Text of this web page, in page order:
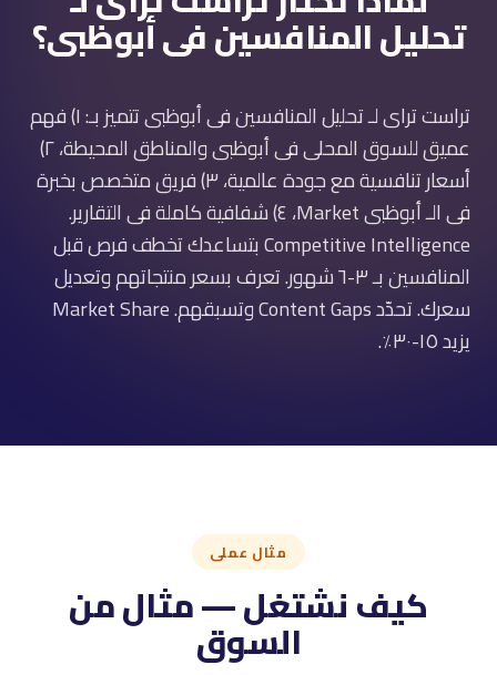
تحليل المنافسين فى أبوظبى؟
تراست تراى لـ تحليل المنافسين فى أبوظبى تتميز بـ: ١) فهم
عميق للسوق المحلى فى أبوظبى والمناطق المحيطة، ٢)
أسعار تنافسية مع جودة عالمية، ٣) فريق متخصص بخبرة
فى الـ أبوظبى Market، ٤) شفافية كاملة فى التقارير.
Competitive Intelligence بتساعدك تخطف فرص قبل
المنافسين بـ ٣-٦ شهور. تعرف بسعر منتجاتهم وتعديل
سعرك. تحدّد Content Gaps وتسبقهم. Market Share
يزيد ١٥-٣٠٪.
مثال عملى
كيف نشتغل — مثال من
السوق